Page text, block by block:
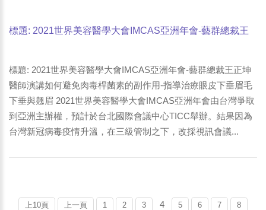
標題: 2021世界美容醫學大會IMCAS亞洲年會-藝群總裁王
標題: 2021世界美容醫學大會IMCAS亞洲年會-藝群總裁王正坤
醫師演講如何避免肉毒桿菌素的副作用-指導治療眼皮下垂眉毛
下垂與翹眉 2021世界美容醫學大會IMCAS亞洲年會由台灣爭取
到亞洲主辦權，預計於台北國際會議中心TICC舉辦。結果因為
台灣新冠病毒疫情升溫，在三級管制之下，改採視訊會議...
上10頁 上一頁 1 2 3 4 5 6 7
8